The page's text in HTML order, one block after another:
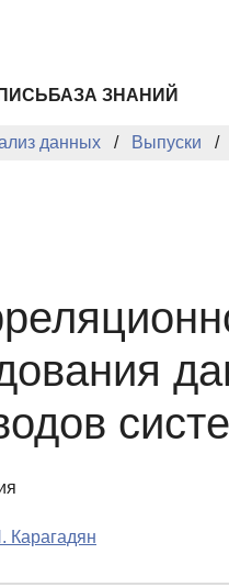
БАЗА ЗНАНИЙ
данных Выпуски
Карагадян